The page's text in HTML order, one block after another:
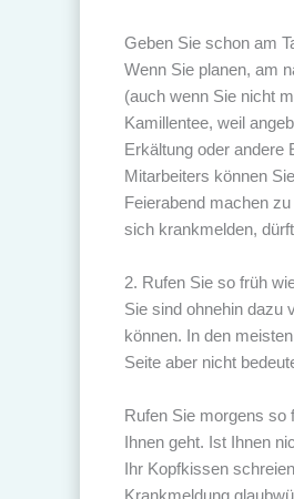
Geben Sie schon am
Wenn Sie planen, am
(auch wenn Sie nicht
Kamillentee, weil
Erkältung oder andere
Mitarbeiters können
Feierabend machen
sich krankmelden,
2. Rufen Sie so früh
Sie sind ohnehin dazu
können. In den
Seite aber nicht
Rufen Sie morgens so
Ihnen geht. Ist Ihnen
Ihr Kopfkissen
Krankmeldung